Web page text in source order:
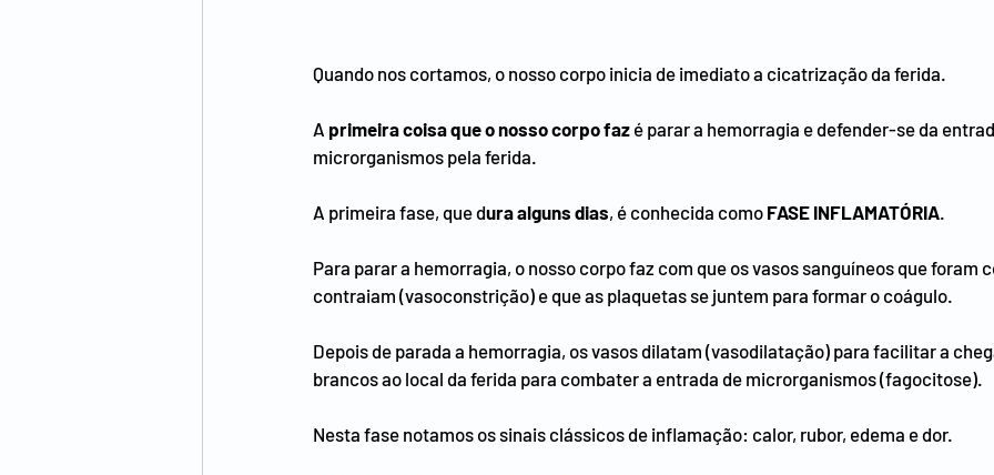
Quando nos cortamos, o nosso corpo inicia de imediato a cicatrização da ferida.
A primeira coisa que o nosso corpo faz é parar a hemorragia e defender-se da
microrganismos pela ferida.
A primeira fase, que dura alguns dias, é conhecida como FASE INFLAMATÓRIA.
Para parar a hemorragia, o nosso corpo faz com que os vasos sanguíneos que foram
contraiam (vasoconstrição) e que as plaquetas se juntem para formar o coágulo.
Depois de parada a hemorragia, os vasos dilatam (vasodilatação) para facilitar a
brancos ao local da ferida para combater a entrada de microrganismos (fagocitose).
Nesta fase notamos os sinais clássicos de inflamação: calor, rubor, edema e dor.